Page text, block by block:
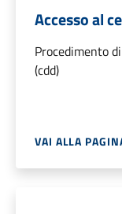
Accesso al
Procedimento
(cdd)
VAI ALLA